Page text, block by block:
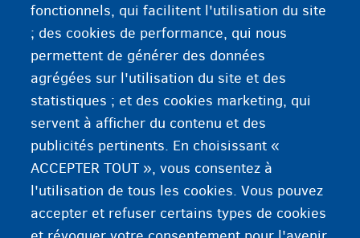
fonctionnels, qui facilitent l'utilisation du site
; des cookies de performance, qui nous
permettent de générer des données
agrégées sur l'utilisation du site et des
statistiques ; et des cookies marketing, qui
servent à afficher du contenu et des
publicités pertinents. En choisissant «
ACCEPTER TOUT », vous consentez à
l'utilisation de tous les cookies. Vous pouvez
accepter et refuser certains types de cookies